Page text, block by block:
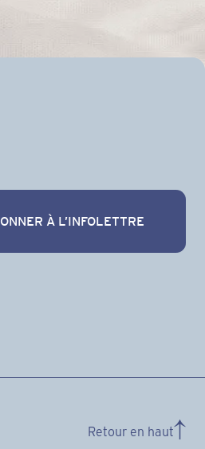
À L’INFOLETTRE
l’infolettre
Retour en haut